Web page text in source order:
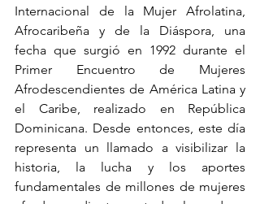
Internacional de la Mujer Afrolatina,
Afrocaribeña y de la Diáspora, una
fecha que surgió en 1992 durante el
Primer Encuentro de Mujeres
Afrodescendientes de América Latina y
el Caribe, realizado en República
Dominicana. Desde entonces, este día
representa un llamado a visibilizar la
historia, la lucha y los aportes
fundamentales de millones de mujeres